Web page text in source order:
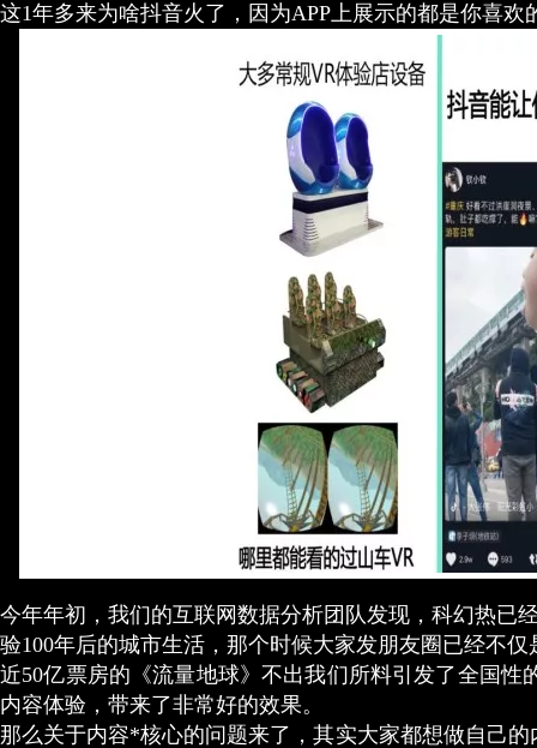
这1年多来为啥抖音火了，因为APP上展示的都是你喜
今年年初，我们的互联网数据分析团队发现，科幻热已
验100年后的城市生活，那个时候大家发朋友圈已经不
近50亿票房的《流量地球》不出我们所料引发了全国
内容体验，带来了非常好的效果。
那么关于内容*核心的问题来了，其实大家都想做自己